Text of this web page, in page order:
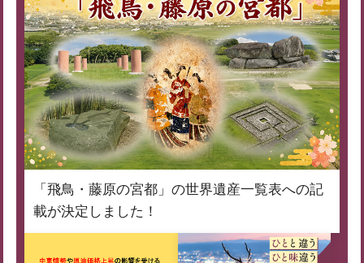
「飛鳥・藤原の宮都」の世界遺産一覧表への記
載が決定しました！